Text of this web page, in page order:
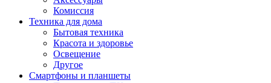
Комиссия
Техника для дома
Бытовая техника
Красота и здоровье
Освещение
Другое
Смартфоны и планшеты